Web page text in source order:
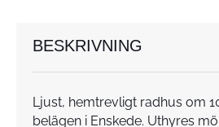
BESKRIVNING
Ljust, hemtrevligt radhus om
belägen i Enskede. Uthyres